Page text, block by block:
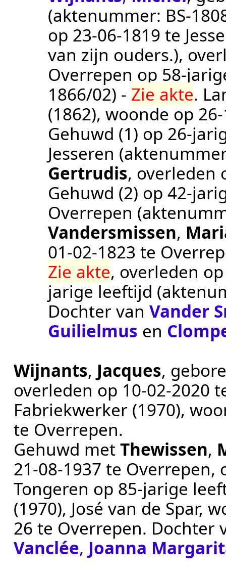
(aktenummer: BS-
op 23-06-1819 te
van zijn ouders.),
Overrepen op 58-
1866/02) - Zie akte.
(1862), woonde op
Gehuwd (1) op 26-
Jesseren
Gertrudis, overleden
Gehuwd (2) op 42-
Overrepen
Vandersmissen,
01‑02‑1823 te
Zie akte, overleden
jarige leeftijd
Dochter vanVander
Guilielmus en
Wijnants, Jacques,
overleden op 10‑02‑2020
Fabriekwerker (1970),
te Overrepen.
Gehuwd metThewissen,
21‑08‑1937 te Overrepen,
Tongeren op 85-jarige
(1970), José van de Spar,
26 te Overrepen. Dochter
Vanclée, Joanna